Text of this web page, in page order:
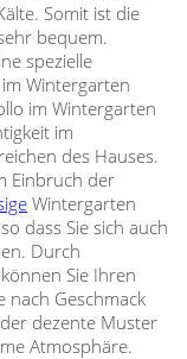
Somit ist die
bequem.
spezielle
Wintergarten
im Wintergarten
im
des Hauses.
Einbruch der
Wintergarten
dass Sie sich auch
Durch
Sie Ihren
nach Geschmack
dezente Muster
Atmosphäre.